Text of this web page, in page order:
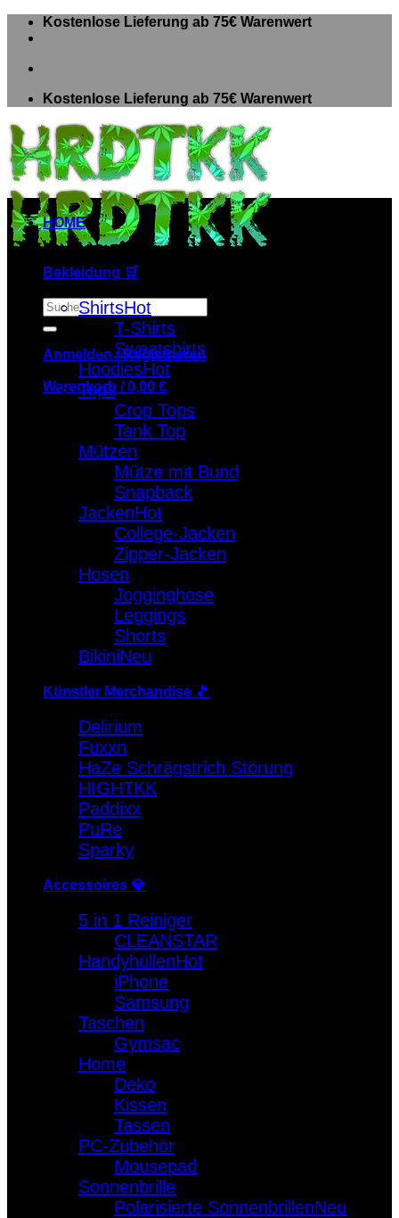
Zum
Inhalt
Kostenlose Lieferung ab 75€ Warenwert
Kostenlose Lieferung ab 75€ Warenwert
Suche
nach:
Anmelden / Registrieren
Warenkorb /0,00 €
Warenkorb
Es befinden sich keine Produkte im Warenkorb.
HOME
Bekleidung 🛒
Shirts
T-Shirts
Sweatshirts
Hoodies
Tops
Crop Tops
Tank Top
Mützen
Mütze mit Bund
Snapback
Jacken
College-Jacken
Zipper-Jacken
Hosen
Jogginghose
Leggings
Shorts
Bikini
Künstler Merchandise 🎵
Delirium
Fuxxn
HaZe Schrägstrich Störung
HIGHTKK
Paddixx
PuRe
Sparky
Accessoires 💎
5 in 1 Reiniger
CLEANSTAR
Handyhüllen
iPhone
Samsung
Taschen
Gymsac
Home
Deko
Kissen
Tassen
PC-Zubehör
Mousepad
Sonnenbrille
Polarisierte Sonnenbrillen